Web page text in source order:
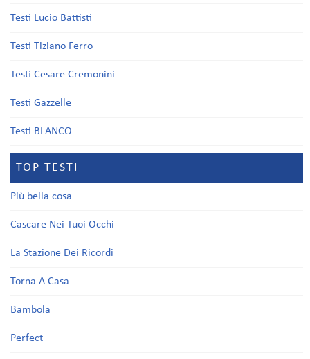
Testi Lucio Battisti
Testi Tiziano Ferro
Testi Cesare Cremonini
Testi Gazzelle
Testi BLANCO
TOP TESTI
Più bella cosa
Cascare Nei Tuoi Occhi
La Stazione Dei Ricordi
Torna A Casa
Bambola
Perfect